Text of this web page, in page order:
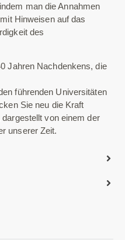
indem man die Annahmen
Hinweisen auf das
des
Jahren Nachdenkens, die
führenden Universitäten
Sie neu die Kraft
von einem der
unserer Zeit.